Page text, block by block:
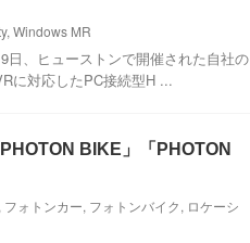
, Windows MR
日、ヒューストンで開催された自社の
に対応したPC接続型H ...
BIKE」「PHOTON
フォトンカー, フォトンバイク, ロケーシ